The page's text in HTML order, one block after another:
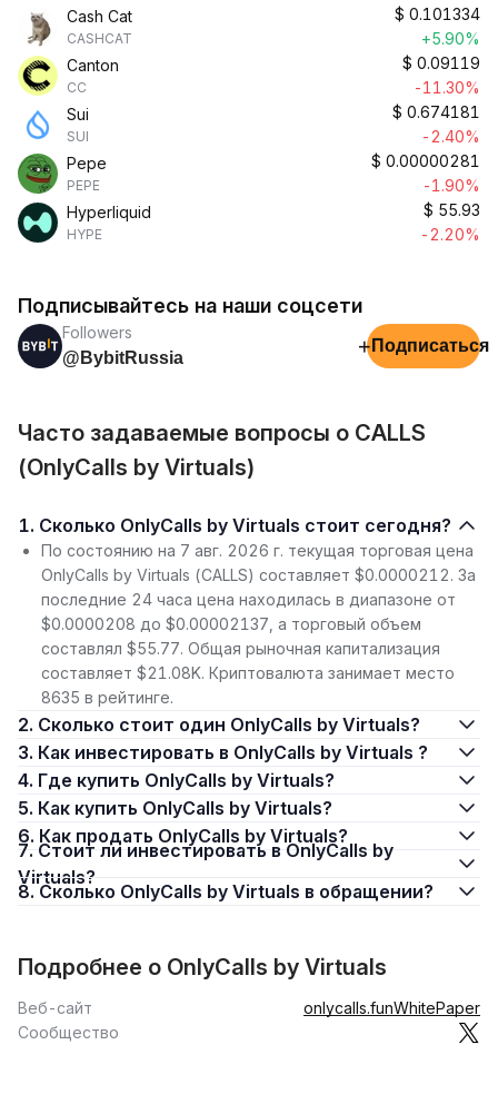
Cash Cat
CASHCAT
$ 0.101334
+5.90%
Canton
CC
$ 0.09119
-11.30%
Sui
SUI
$ 0.674181
-2.40%
Pepe
PEPE
$ 0.00000281
-1.90%
Hyperliquid
HYPE
$ 55.93
-2.20%
Подписывайтесь на наши соцсети
Followers
@BybitRussia
+ Подписаться
Часто задаваемые вопросы о CALLS
(OnlyCalls by Virtuals)
1. Сколько OnlyCalls by Virtuals стоит сегодня?
По состоянию на 7 авг. 2026 г. текущая торговая цена
OnlyCalls by Virtuals (CALLS) составляет $0.0000212. За
последние 24 часа цена находилась в диапазоне от
$0.0000208 до $0.00002137, а торговый объем
составлял $55.77. Общая рыночная капитализация
составляет $21.08K. Криптовалюта занимает место
8635 в рейтинге.
2. Сколько стоит один OnlyCalls by Virtuals?
3. Как инвестировать в OnlyCalls by Virtuals ?
4. Где купить OnlyCalls by Virtuals?
5. Как купить OnlyCalls by Virtuals?
6. Как продать OnlyCalls by Virtuals?
7. Стоит ли инвестировать в OnlyCalls by
Virtuals?
8. Сколько OnlyCalls by Virtuals в обращении?
Подробнее о OnlyCalls by Virtuals
Веб-сайт onlycalls.funWhitePaper
Сообщество